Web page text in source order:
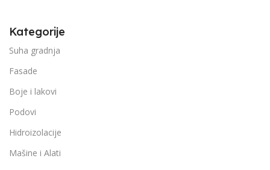
Kategorije
Suha gradnja
Fasade
Boje i lakovi
Podovi
Hidroizolacije
Mašine i Alati